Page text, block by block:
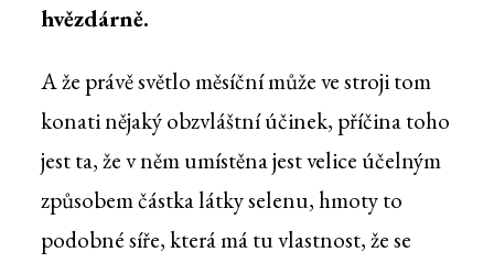
hvězdárně.
A že právě světlo měsíční může ve stroji tom
konati nějaký obzvláštní účinek, příčina toho
jest ta, že v něm umístěna jest velice účelným
způsobem částka látky selenu, hmoty to
podobné síře, která má tu vlastnost, že se